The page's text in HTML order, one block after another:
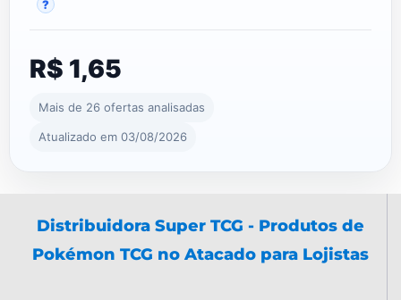
?
R$ 1,65
Mais de 26 ofertas analisadas
Atualizado em 03/08/2026
Distribuidora Super TCG - Produtos de
Pokémon TCG no Atacado para Lojistas